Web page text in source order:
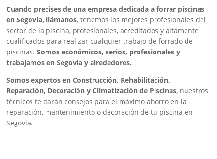
Cuando precises de una empresa dedicada a forrar piscinas
en Segovia, llámanos, tenemos los mejores profesionales del
sector de la piscina, profesionales, acreditados y altamente
cualificados para realizar cualquier trabajo de forrado de
piscinas.Somos económicos, serios, profesionales y
trabajamos en Segovia y alrededores.
Somos expertos en Construcción, Rehabilitación,
Reparación, Decoración y Climatización de Piscinas, nuestros
técnicos te darán consejos para el máximo ahorro en la
reparación, mantenimiento o decoración de tu piscina en
Segovia.